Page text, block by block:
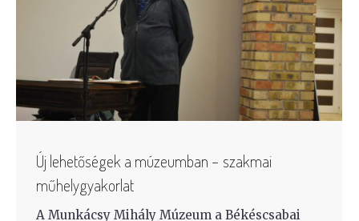
Új lehetőségek a múzeumban − szakmai
műhelygyakorlat
A Munkácsy Mihály Múzeum a Békéscsabai